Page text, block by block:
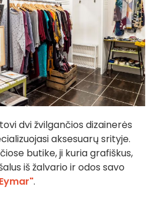
dvi žvilgančios dizainerės
aksesuarų srityje.
butike, ji kuria grafiškus,
iš žalvario ir odos savo
.